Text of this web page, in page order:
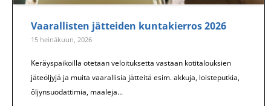
Vaarallisten jätteiden kuntakierros 2026
15 heinäkuun, 2026
Keräyspaikoilla otetaan veloituksetta vastaan kotitalouksien
jäteöljyjä ja muita vaarallisia jätteitä esim. akkuja, loisteputkia,
öljynsuodattimia, maaleja...